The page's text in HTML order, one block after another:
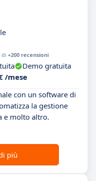
di +200 recensioni
Demo gratuita
/mese
con un software di
la gestione
e molto altro.
più